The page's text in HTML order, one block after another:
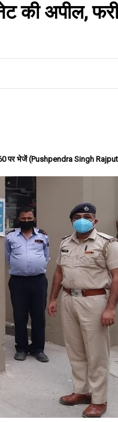
की अपील,
पर भेजें (Pushpendra Singh